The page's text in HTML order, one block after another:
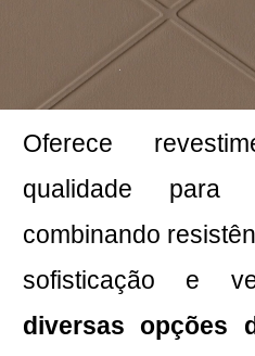
Oferece
qualidade para
combinando
sofisticação e
diversas opções